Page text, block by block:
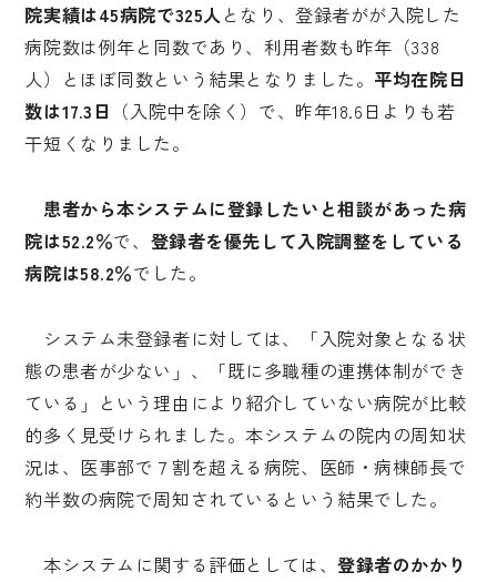
院実績は45病院で325人となり、登録者がが入院した
病院数は例年と同数であり、利用者数も昨年（338
人）とほぼ同数という結果となりました。 平均在院日
数は17.3日 （入院中を除く）で、昨年18.6日よりも若
干短くなりました。
患者から本システムに登録したいと相談があった病
院は52.2％で、 登録者を優先して入院調整をしている
病院は58.2％でした。
システム未登録者に対しては、「入院対象となる状
態の患者が少ない」、「既に多職種の連携体制ができ
ている」という理由により紹介していない病院が比較
的多く見受けられました。本システムの院内の周知状
況は、医事部で７割を超える病院、医師・病棟師長で
約半数の病院で周知されているという結果でした。
本システムに関する評価としては、登録者のかかり